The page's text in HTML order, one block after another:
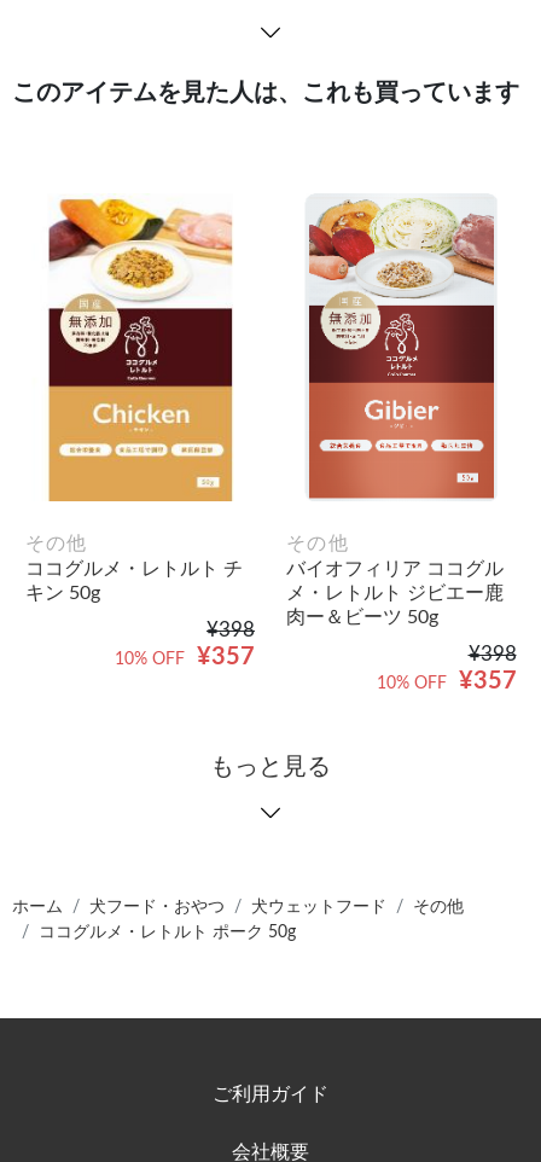
このアイテムを見た人は、これも買っています
その他
ココグルメ・レトルト チ
キン 50g
¥398
¥357
10% OFF
その他
バイオフィリア ココグル
メ・レトルト ジビエー鹿
肉ー＆ビーツ 50g
¥398
¥357
10% OFF
もっと見る
ホーム 犬フード・おやつ 犬ウェットフード
その他
ココグルメ・レトルト ポーク 50g
ご利用ガイド
会社概要